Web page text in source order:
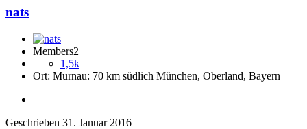
nats
Members2
1,5k
Ort: Murnau: 70 km südlich München, Oberland, Bayern
Geschrieben 31. Januar 2016